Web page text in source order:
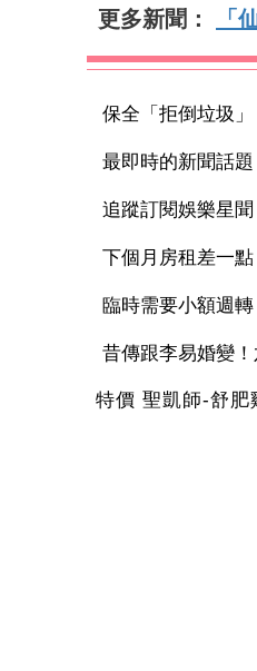
更多新聞：
「
保全「拒倒垃圾
最即時的新聞話
追蹤訂閱娛樂星
下個月房租差一
臨時需要小額週
昔傳跟李易婚變
特價 聖凱師-舒肥